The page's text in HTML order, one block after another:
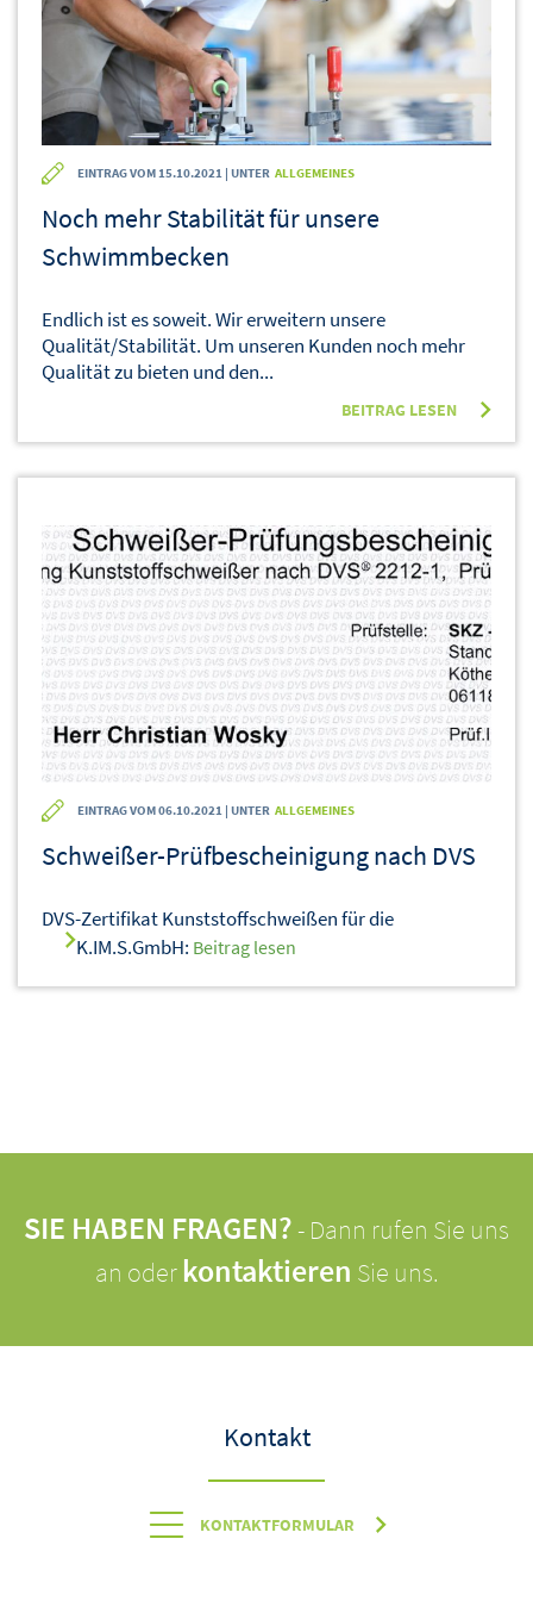
EINTRAG VOM 15.10.2021 | UNTER ALLGEMEINES
Noch mehr Stabilität für unsere
Schwimmbecken
Endlich ist es soweit. Wir erweitern unsere
Qualität/Stabilität. Um unseren Kunden noch mehr
Qualität zu bieten und den...
BEITRAG LESEN
EINTRAG VOM 06.10.2021 | UNTER ALLGEMEINES
Schweißer-Prüfbescheinigung nach DVS
DVS-Zertifikat Kunststoffschweißen für die
K.IM.S.GmbH: Beitrag lesen
SIE HABEN FRAGEN? - Dann rufen Sie uns
an oder kontaktieren Sie uns.
Kontakt
KONTAKTFORMULAR